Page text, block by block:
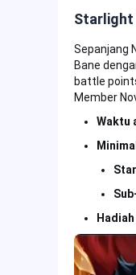
Starlight
Sepanjang
Bane
battle
Member
Waktu